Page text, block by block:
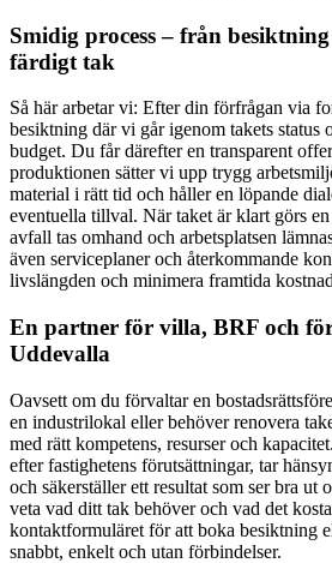
Smidig process – från
färdigt tak
Så här arbetar vi: Efter din förfrågan via
besiktning där vi går igenom takets status
budget. Du får därefter en transparent
produktionen sätter vi upp trygg
material i rätt tid och håller en löpande
eventuella tillval. När taket är klart görs
avfall tas omhand och arbetsplatsen
även serviceplaner och återkommande
livslängden och minimera framtida
En partner för villa, BRF och
Uddevalla
Oavsett om du förvaltar en
en industrilokal eller behöver renovera
med rätt kompetens, resurser och
efter fastighetens förutsättningar, tar
och säkerställer ett resultat som ser bra ut
veta vad ditt tak behöver och vad det
kontaktformuläret för att boka besiktning
snabbt, enkelt och utan förbindelser.